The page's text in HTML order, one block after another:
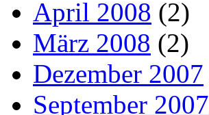
April 2008 (2)
März 2008 (2)
Dezember 2007
September 2007